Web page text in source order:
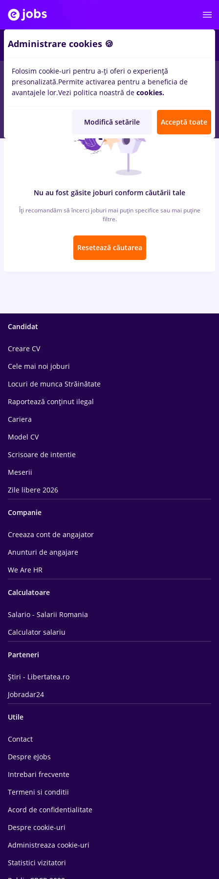
locuri de muncacu salarii farmacist sefinTimisoara
Student, Entry-Level (< 2 ani)inBanci
Nu au fost găsite joburi conform căutării tale
Îți recomandăm să încerci joburi mai puțin specifice sau mai puține
filtre.
Resetează căutarea
Candidat
Creare CV
Cele mai noi joburi
Locuri de munca Străinătate
Raportează conținut ilegal
Cariera
Model CV
Scrisoare de intentie
Meserii
Zile libere 2026
Companie
Creeaza cont de angajator
Anunturi de angajare
We Are HR
Calculatoare
Salario - Salarii Romania
Calculator salariu
Parteneri
Știri - Libertatea.ro
Jobradar24
Utile
Contact
Despre eJobs
Intrebari frecvente
Termeni si conditii
Acord de confidentialitate
Despre cookie-uri
Administreaza cookie-uri
Statistici vizitatori
Administrare cookies 🍪
Folosim cookie-uri pentru a-ți oferi o experiență
presonalizată.Permite activarea pentru a beneficia de
avantajele lor.Vezi politica noastră de cookies.
Modifică setările Acceptă toate